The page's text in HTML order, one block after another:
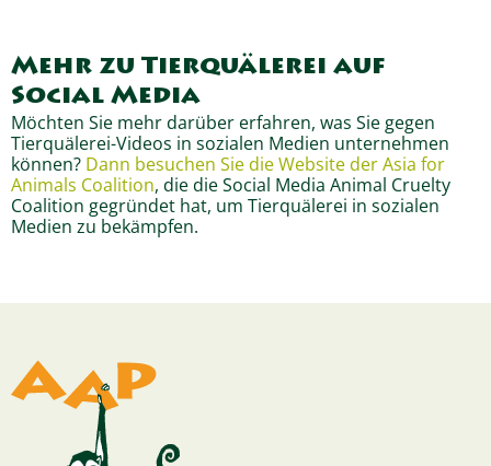
Mehr zu Tierquälerei auf
Social Media
Möchten Sie mehr darüber erfahren, was Sie gegen
Tierquälerei-Videos in sozialen Medien unternehmen
können? Dann besuchen Sie die Website der Asia for
Animals Coalition, die die Social Media Animal Cruelty
Coalition gegründet hat, um Tierquälerei in sozialen
Medien zu bekämpfen.